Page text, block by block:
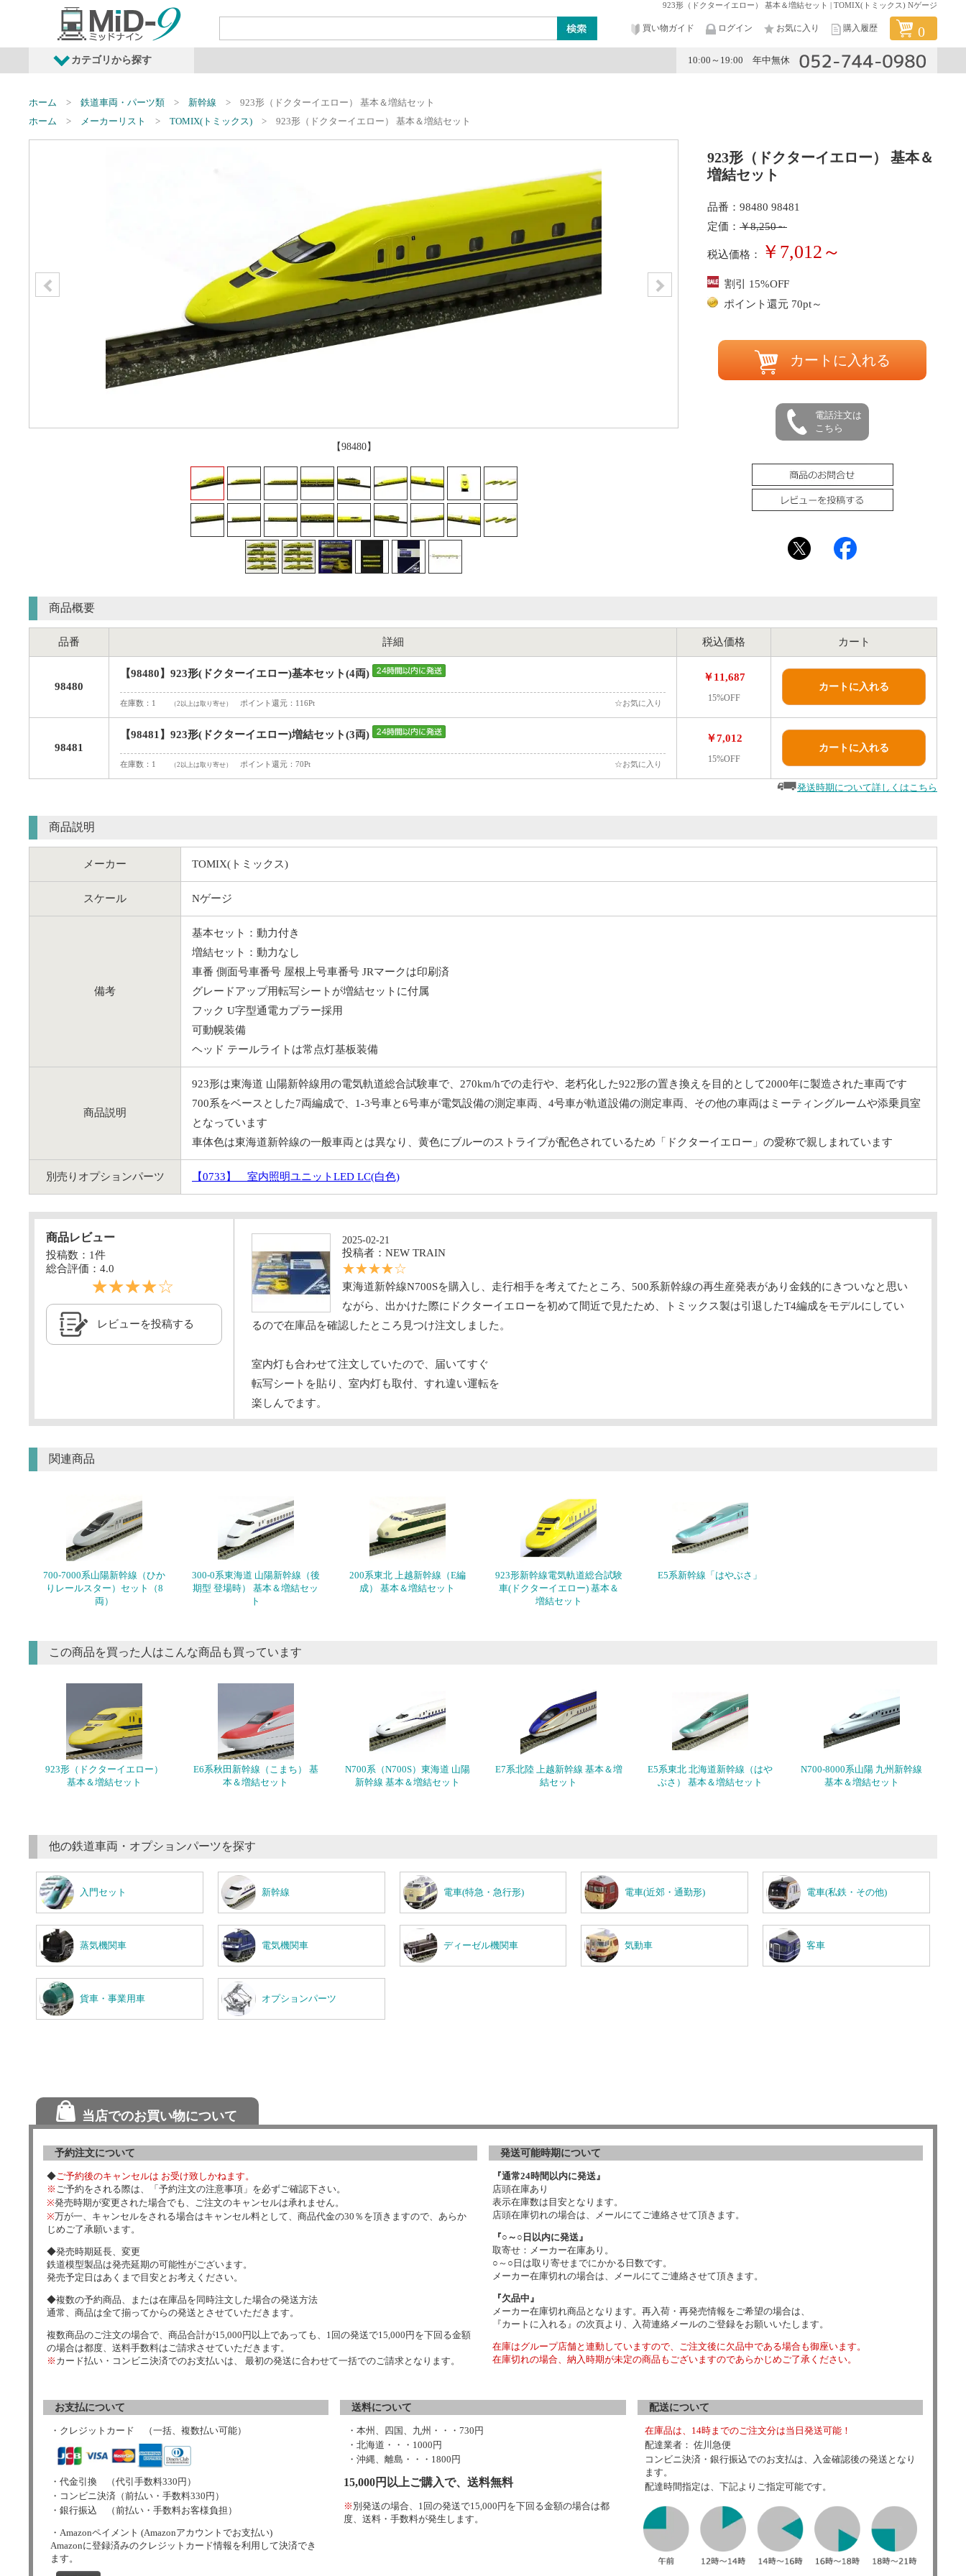
923形（ドクターイエロー） 基本＆増結セット | TOMIX(トミックス) Nゲージ
買い物ガイド ログイン お気に入り 購入履歴 0
カテゴリから探す 10:00～19:00 年中無休
発売予定商品 鉄道車両・オプション レイアウト・ジオラマ類
ホーム 鉄道車両・パーツ類 新幹線
923形（ドクターイエロー） 基本＆増結セット
ホーム
メーカーリスト TOMIX(トミックス) 923形（ドクターイエロー） 基本＆増結セット
【98480】
923形（ドクターイエロー） 基本＆
増結セット
品番：98480 98481
定価： ￥8,250～
税込価格： ￥7,012～
割引 15%OFF
ポイント還元 70pt～
カートに入れる
電話注文は
こちら
商品概要
品番 詳細 税込価格 カート
98480
【98480】923形(ドクターイエロー)基本セット(4両)
在庫数：1 （2以上は取り寄せ） ポイント還元：116Pt ☆お気に入り
￥11,687
15%OFF
カートに入れる
98481
【98481】923形(ドクターイエロー)増結セット(3両)
在庫数：1 （2以上は取り寄せ） ポイント還元：70Pt ☆お気に入り
￥7,012
15%OFF
カートに入れる
発送時期について詳しくはこちら
商品説明
メーカー TOMIX(トミックス)
スケール Nゲージ
備考
基本セット：動力付き
増結セット：動力なし
車番 側面号車番号 屋根上号車番号 JRマークは印刷済
グレードアップ用転写シートが増結セットに付属
フック U字型通電カプラー採用
可動幌装備
ヘッド テールライトは常点灯基板装備
商品説明
923形は東海道 山陽新幹線用の電気軌道総合試験車で、270km/hでの走行や、老朽化した922形の置き換えを目的として2000年に製造された車両です
700系をベースとした7両編成で、1-3号車と6号車が電気設備の測定車両、4号車が軌道設備の測定車両、その他の車両はミーティングルームや添乗員室
となっています
車体色は東海道新幹線の一般車両とは異なり、黄色にブルーのストライプが配色されているため「ドクターイエロー」の愛称で親しまれています
別売りオプションパーツ 【0733】 室内照明ユニットLED LC(白色)
商品レビュー
投稿数：1件
総合評価： 4.0
☆☆☆☆☆
レビューを投稿する
2025-02-21
投稿者：NEW TRAIN
☆☆☆☆☆
東海道新幹線N700Sを購入し、走行相手を考えてたところ、500系新幹線の再生産発表があり金銭的にきついなと思い
ながら、出かけた際にドクターイエローを初めて間近で見たため、トミックス製は引退したT4編成をモデルにしてい
るので在庫品を確認したところ見つけ注文しました。
室内灯も合わせて注文していたので、届いてすぐ
転写シートを貼り、室内灯も取付、すれ違い運転を
楽しんでます。
関連商品
700-7000系山陽新幹線（ひか
りレールスター）セット（8
両）
300-0系東海道 山陽新幹線（後
期型 登場時） 基本＆増結セッ
ト
200系東北 上越新幹線（E編
成） 基本＆増結セット
923形新幹線電気軌道総合試験
車(ドクターイエロー) 基本＆
増結セット
E5系新幹線「はやぶさ」
この商品を買った人はこんな商品も買っています
923形（ドクターイエロー）
基本＆増結セット
E6系秋田新幹線（こまち） 基
本＆増結セット
N700系（N700S）東海道 山陽
新幹線 基本＆増結セット
E7系北陸 上越新幹線 基本＆増
結セット
E5系東北 北海道新幹線（はや
ぶさ） 基本＆増結セット
N700-8000系山陽 九州新幹線
基本＆増結セット
他の鉄道車両・オプションパーツを探す
入門セット 新幹線 電車(特急・急行形) 電車(近郊・通勤形) 電車(私鉄・その他)
蒸気機関車 電気機関車 ディーゼル機関車 気動車 客車
貨車・事業用車 オプションパーツ
当店でのお買い物について
予約注文について
◆ご予約後のキャンセルは お受け致しかねます。
※ ご予約をされる際は、「予約注文の注意事項」を必ずご確認下さい。
※発売時期が変更された場合でも、ご注文のキャンセルは承れません。
※万が一、キャンセルをされる場合はキャンセル料として、商品代金の30％を頂きますので、あらか
じめご了承願います。
◆発売時期延長、変更
鉄道模型製品は発売延期の可能性がございます。
発売予定日はあくまで目安とお考えください。
◆複数の予約商品、または在庫品を同時注文した場合の発送方法
通常、商品は全て揃ってからの発送とさせていただきます。
複数商品のご注文の場合で、商品合計が15,000円以上であっても、1回の発送で15,000円を下回る金額
の場合は都度、送料手数料はご請求させていただきます。
※ カード払い・コンビニ決済でのお支払いは、 最初の発送に合わせて一括でのご請求となります。
発送可能時期について
『通常24時間以内に発送』
店頭在庫あり
表示在庫数は目安となります。
店頭在庫切れの場合は、メールにてご連絡させて頂きます。
『○～○日以内に発送』
取寄せ：メーカー在庫あり。
○～○日は取り寄せまでにかかる日数です。
メーカー在庫切れの場合は、メールにてご連絡させて頂きます。
『欠品中』
メーカー在庫切れ商品となります。再入荷・再発売情報をご希望の場合は、
『カートに入れる』の次頁より、入荷連絡メールのご登録をお願いいたします。
在庫はグループ店舗と連動していますので、ご注文後に欠品中である場合も御座います。
在庫切れの場合、納入時期が未定の商品もございますのであらかじめご了承ください。
お支払について
・クレジットカード （一括、複数払い可能）
・代金引換 （代引手数料330円）
・コンビニ決済（前払い・手数料330円）
・銀行振込 （前払い・手数料お客様負担）
・Amazonペイメント (Amazonアカウントでお支払い)
Amazonに登録済みのクレジットカード情報を利用して決済でき
ます。
送料について
・本州、四国、九州・・・730円
・北海道・・・1000円
・沖縄、離島・・・1800円
15,000円以上ご購入で、送料無料
※ 別発送の場合、1回の発送で15,000円を下回る金額の場合は都
度、送料・手数料が発生します。
配送について
在庫品は、14時までのご注文分は当日発送可能！
配達業者： 佐川急便
コンビニ決済・銀行振込でのお支払は、入金確認後の発送となり
ます。
配達時間指定は、下記よりご指定可能です。